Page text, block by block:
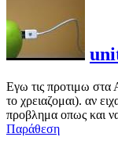
Εγω τις προτιμω στα
το χρειαζομαι). αν
προβλημα οπως και
Παράθεση